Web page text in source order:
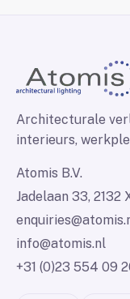
Architecturale
interieurs,
Atomis B.V.
Jadelaan 33, 2132
info@atomis.nl
+31 (0)23 554 09